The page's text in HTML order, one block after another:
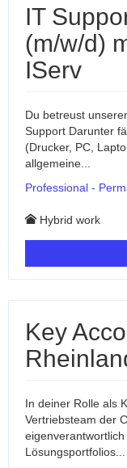
IT
(m/w/d)
IServ
Du betreust
Support Darunter
(Drucker, PC,
allgemeine...
Professional -
Hybrid work
Key
In deiner Rolle als
Vertriebsteam der
Lösungsportfolios...